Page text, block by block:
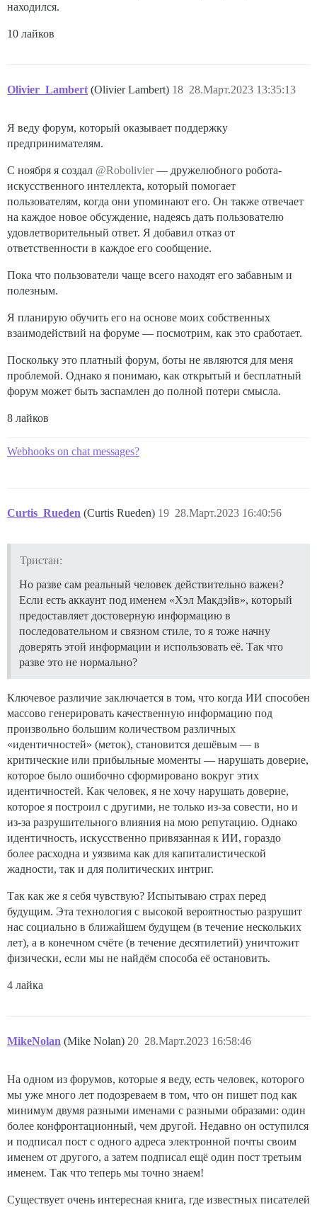
находился.
10 лайков
Olivier_Lambert (Olivier Lambert) 28.Март.2023 13:35:13
18
Я веду форум, который оказывает поддержку
предпринимателям.
С ноября я создал @Robolivier— дружелюбного робота-
искусственного интеллекта, который помогает
пользователям, когда они упоминают его. Он также отвечает
на каждое новое обсуждение, надеясь дать пользователю
удовлетворительный ответ. Я добавил отказ от
ответственности в каждое его сообщение.
Пока что пользователи чаще всего находят его забавным и
полезным.
Я планирую обучить его на основе моих собственных
взаимодействий на форуме — посмотрим, как это сработает.
Поскольку это платный форум, боты не являются для меня
проблемой. Однако я понимаю, как открытый и бесплатный
форум может быть заспамлен до полной потери смысла.
8 лайков
Webhooks on chat messages?
Curtis_Rueden (Curtis Rueden) 28.Март.2023 16:40:56
19
Тристан:
Но разве сам реальный человек действительно важен?
Если есть аккаунт под именем «Хэл Макдэйв», который
предоставляет достоверную информацию в
последовательном и связном стиле, то я тоже начну
доверять этой информации и использовать её. Так что
разве это не нормально?
Ключевое различие заключается в том, что когда ИИ способен
массово генерировать качественную информацию под
произвольно большим количеством различных
«идентичностей» (меток), становится дешёвым — в
критические или прибыльные моменты — нарушать доверие,
которое было ошибочно сформировано вокруг этих
идентичностей. Как человек, я не хочу нарушать доверие,
которое я построил с другими, не только из-за совести, но и
из-за разрушительного влияния на мою репутацию. Однако
идентичность, искусственно привязанная к ИИ, гораздо
более расходна и уязвима как для капиталистической
жадности, так и для политических интриг.
Так как же я себя чувствую? Испытываю страх перед
будущим. Эта технология с высокой вероятностью разрушит
нас социально в ближайшем будущем (в течение нескольких
лет), а в конечном счёте (в течение десятилетий) уничтожит
физически, если мы не найдём способа её остановить.
4 лайка
MikeNolan (Mike Nolan) 28.Март.2023 16:58:46
20
На одном из форумов, которые я веду, есть человек, которого
мы уже много лет подозреваем в том, что он пишет под как
минимум двумя разными именами с разными образами: один
более конфронтационный, чем другой. Недавно он оступился
и подписал пост с одного адреса электронной почты своим
именем от другого, а затем подписал ещё один пост третьим
именем. Так что теперь мы точно знаем!
Существует очень интересная книга, где известных писателей